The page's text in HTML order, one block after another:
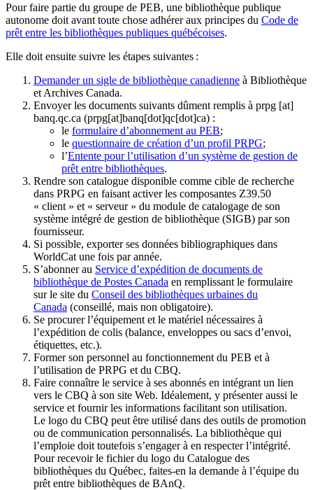
Pour faire partie du groupe de PEB, une bibliothèque publique
autonome doit avant toute chose adhérer aux principes du Code de
prêt entre les bibliothèques publiques québécoises.
Elle doit ensuite suivre les étapes suivantes :
Demander un sigle de bibliothèque canadienne à Bibliothèque
et Archives Canada.
Envoyer les documents suivants dûment remplis à prpg [at]
banq.qc.ca (prpg[at]banq[dot]qc[dot]ca) :
le formulaire d’abonnement au PEB;
le questionnaire de création d’un profil PRPG;
l’Entente pour l’utilisation d’un système de gestion de
prêt entre bibliothèques.
Rendre son catalogue disponible comme cible de recherche
dans PRPG en faisant activer les composantes Z39.50
« client » et « serveur » du module de catalogage de son
système intégré de gestion de bibliothèque (SIGB) par son
fournisseur.
Si possible, exporter ses données bibliographiques dans
WorldCat une fois par année.
S’abonner au Service d’expédition de documents de
bibliothèque de Postes Canada en remplissant le formulaire
sur le site du Conseil des bibliothèques urbaines du
Canada (conseillé, mais non obligatoire).
Se procurer l’équipement et le matériel nécessaires à
l’expédition de colis (balance, enveloppes ou sacs d’envoi,
étiquettes, etc.).
Former son personnel au fonctionnement du PEB et à
l’utilisation de PRPG et du CBQ.
Faire connaître le service à ses abonnés en intégrant un lien
vers le CBQ à son site Web. Idéalement, y présenter aussi le
service et fournir les informations facilitant son utilisation.
Le logo du CBQ peut être utilisé dans des outils de promotion
ou de communication personnalisés. La bibliothèque qui
l’emploie doit toutefois s’engager à en respecter l’intégrité.
Pour recevoir le fichier du logo du Catalogue des
bibliothèques du Québec, faites-en la demande à l’équipe du
prêt entre bibliothèques de BAnQ.